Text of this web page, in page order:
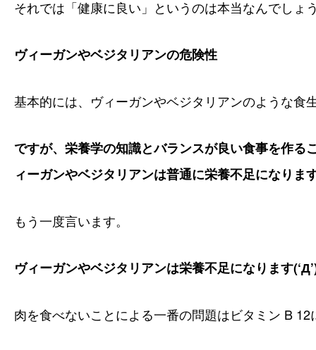
それでは「健康に良い」というのは本当なんでしょ
ヴィーガンやベジタリアンの危険性
基本的には、ヴィーガンやベジタリアンのような食
ですが、栄養学の知識とバランスが良い食事を作る
ィーガンやベジタリアンは普通に栄養不足になりま
もう一度言います。
ヴィーガンやベジタリアンは栄養不足になります
肉を食べないことによる一番の問題はビタミン B